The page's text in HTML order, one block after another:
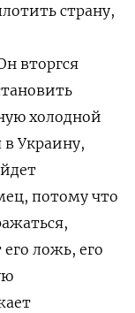
страну,
вторгся
холодной
Украину,
потому что
ложь, его